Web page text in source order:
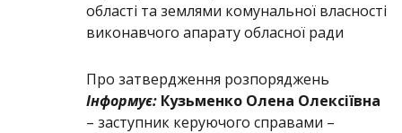
області та землями комунальної власності
виконавчого апарату обласної ради
Про затвердження розпоряджень
Інформує: Кузьменко Олена Олексіївна
– заступник керуючого справами –